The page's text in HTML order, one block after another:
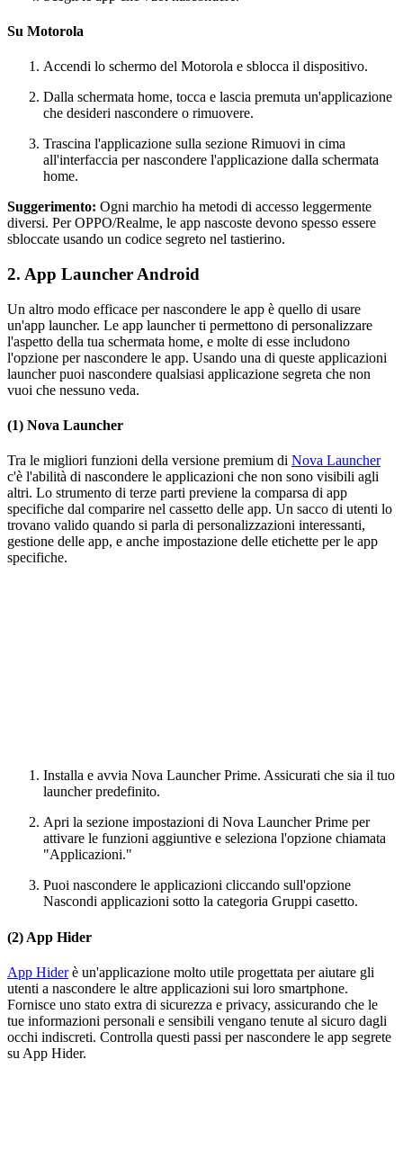
Su Motorola
Accendi lo schermo del Motorola e sblocca il dispositivo.
Dalla schermata home, tocca e lascia premuta un'applicazione
che desideri nascondere o rimuovere.
Trascina l'applicazione sulla sezione Rimuovi in cima
all'interfaccia per nascondere l'applicazione dalla schermata
home.
Suggerimento: Ogni marchio ha metodi di accesso leggermente
diversi. Per OPPO/Realme, le app nascoste devono spesso essere
sbloccate usando un codice segreto nel tastierino.
2. App Launcher Android
Un altro modo efficace per nascondere le app è quello di usare
un'app launcher. Le app launcher ti permettono di personalizzare
l'aspetto della tua schermata home, e molte di esse includono
l'opzione per nascondere le app. Usando una di queste applicazioni
launcher puoi nascondere qualsiasi applicazione segreta che non
vuoi che nessuno veda.
(1) Nova Launcher
Tra le migliori funzioni della versione premium di Nova Launcher
c'è l'abilità di nascondere le applicazioni che non sono visibili agli
altri. Lo strumento di terze parti previene la comparsa di app
specifiche dal comparire nel cassetto delle app. Un sacco di utenti lo
trovano valido quando si parla di personalizzazioni interessanti,
gestione delle app, e anche impostazione delle etichette per le app
specifiche.
Installa e avvia Nova Launcher Prime. Assicurati che sia il tuo
launcher predefinito.
Apri la sezione impostazioni di Nova Launcher Prime per
attivare le funzioni aggiuntive e seleziona l'opzione chiamata
"Applicazioni."
Puoi nascondere le applicazioni cliccando sull'opzione
Nascondi applicazioni sotto la categoria Gruppi casetto.
(2) App Hider
App Hiderè un'applicazione molto utile progettata per aiutare gli
utenti a nascondere le altre applicazioni sui loro smartphone.
Fornisce uno stato extra di sicurezza e privacy, assicurando che le
tue informazioni personali e sensibili vengano tenute al sicuro dagli
occhi indiscreti. Controlla questi passi per nascondere le app segrete
su App Hider.